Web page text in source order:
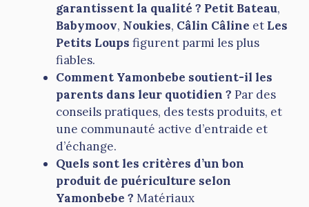
garantissent la qualité ? Petit Bateau,
Babymoov, Noukies, Câlin Câline et Les
Petits Loups figurent parmi les plus
fiables.
Comment Yamonbebe soutient-il les
parents dans leur quotidien ? Par des
conseils pratiques, des tests produits, et
une communauté active d’entraide et
d’échange.
Quels sont les critères d’un bon
produit de puériculture selon
Yamonbebe ? Matériaux